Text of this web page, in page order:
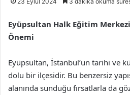
Eyüpsultan Halk Eğitim
Önemi
Eyüpsultan, İstanbul’un tarihi ve
dolu bir ilçesidir. Bu benzersiz
alanında sunduğu fırsatlarla da